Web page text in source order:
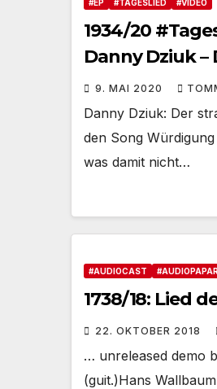
#EP #TAGESLIED #VIDEO
1934/20
Danny Dziuk
ihr gut, wenn
9. MAI 2020
Danny Dziuk: Der
den Song
was damit nicht…
#AUDIOCAST
1738/18: Lied
22. OKTOBER 2018
… unreleased demo
(guit.)Hans